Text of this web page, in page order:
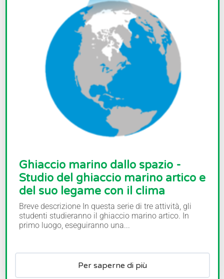
Ghiaccio marino dallo spazio -
Studio del ghiaccio marino artico e
del suo legame con il clima
Breve descrizione In questa serie di tre attività, gli
studenti studieranno il ghiaccio marino artico. In
primo luogo, eseguiranno una...
Per saperne di più